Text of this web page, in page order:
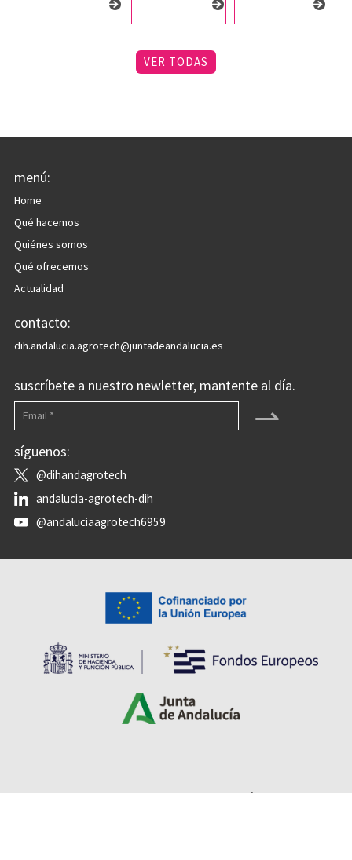
VER TODAS
menú:
Home
Qué hacemos
Quiénes somos
Qué ofrecemos
Actualidad
contacto:
dih.andalucia.agrotech@juntadeandalucia.es
suscríbete a nuestro newletter, mantente al día.
⇀
síguenos:
@dihandagrotech
andalucia-agrotech-dih
@andaluciaagrotech6959
Accesibilidad Aviso legal Protección de datos